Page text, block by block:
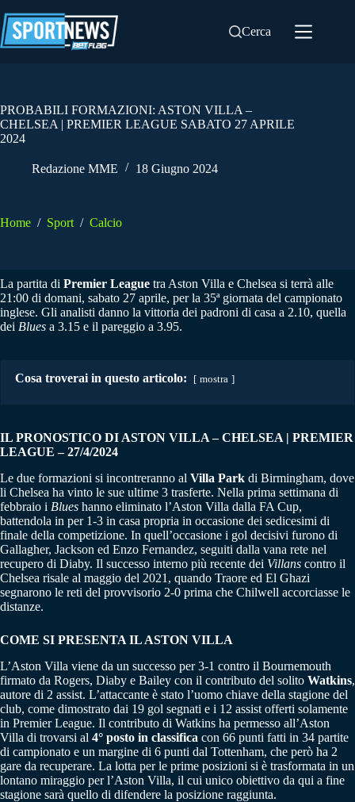
al
contenuto
Cerca
PROBABILI FORMAZIONI: ASTON VILLA –
CHELSEA | PREMIER LEAGUE SABATO 27 APRILE
2024
Redazione MME 18 Giugno 2024
Home / Sport / Calcio
La partita di Premier League tra Aston Villa e Chelsea si terrà alle
21:00 di domani, sabato 27 aprile, per la 35ª giornata del campionato
inglese. Gli analisti danno la vittoria dei padroni di casa a 2.10, quella
dei Blues a 3.15 e il pareggio a 3.95.
Cosa troverai in questo articolo: mostra
IL PRONOSTICO DI ASTON VILLA – CHELSEA | PREMIER
LEAGUE – 27/4/2024
Le due formazioni si incontreranno al Villa Park di Birmingham, dove
li Chelsea ha vinto le sue ultime 3 trasferte. Nella prima settimana di
febbraio i Blues hanno eliminato l’Aston Villa dalla FA Cup,
battendola in per 1-3 in casa propria in occasione dei sedicesimi di
finale della competizione. In quell’occasione i gol decisivi furono di
Gallagher, Jackson ed Enzo Fernandez, seguiti dalla vana rete nel
recupero di Diaby. Il successo interno più recente dei Villans contro il
Chelsea risale al maggio del 2021, quando Traore ed El Ghazi
segnarono le reti del provvisorio 2-0 prima che Chilwell accorciasse le
distanze.
COME SI PRESENTA IL ASTON VILLA
L’Aston Villa viene da un successo per 3-1 contro il Bournemouth
firmato da Rogers, Diaby e Bailey con il contributo del solito Watkins,
autore di 2 assist. L’attaccante è stato l’uomo chiave della stagione del
club, come dimostrato dai 19 gol segnati e i 12 assist offerti solamente
in Premier League. Il contributo di Watkins ha permesso all’Aston
Villa di trovarsi al 4° posto in classifica con 66 punti fatti in 34 partite
di campionato e un margine di 6 punti dal Tottenham, che però ha 2
gare da recuperare. La lotta per le prime posizioni si è trasformata in un
lontano miraggio per l’Aston Villa, il cui unico obiettivo da qui a fine
stagione sarà quello di difendere la posizione raggiunta.